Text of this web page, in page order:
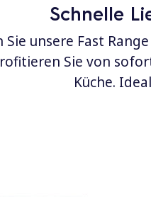
Schnelle
Sie unsere Fast
Sie von
Küche.